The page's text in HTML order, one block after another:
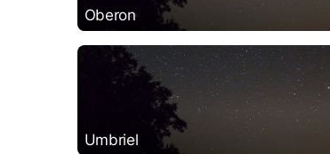
Oberon
Umbriel